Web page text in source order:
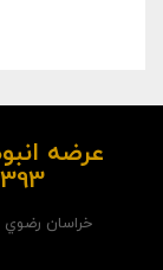
عرضه
خراسان رضوي